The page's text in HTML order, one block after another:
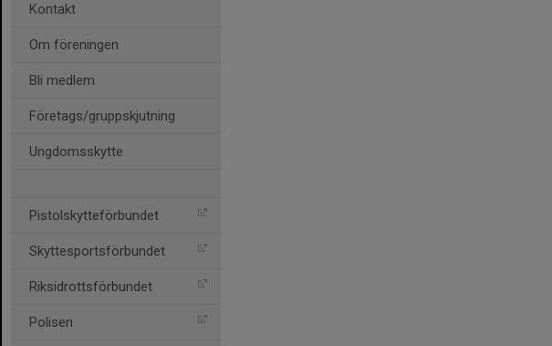
Kontakt
Om föreningen
Bli medlem
Företags/gruppskjutning
Ungdomsskytte
Pistolskytteförbundet
Skyttesportsförbundet
Riksidrottsförbundet
Polisen